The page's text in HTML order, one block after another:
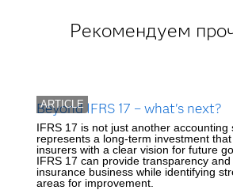
Рекомендуем
ARTICLE
Beyond IFRS 17 – what's next?
IFRS 17 is not just another accounting
represents a long-term investment
insurers with a clear vision for future
IFRS 17 can provide transparency
insurance business while identifying
areas for improvement.